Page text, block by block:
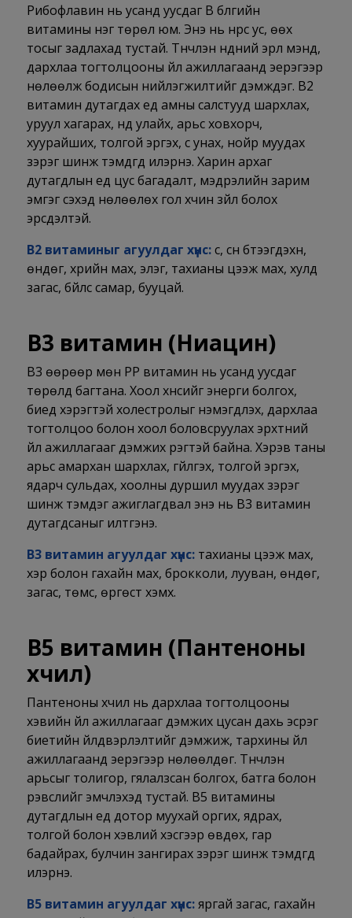
Рибофлавин нь усанд уусдаг В бүлгийн
витамины нэг төрөл юм. Энэ нь нүүрс ус, өөх
тосыг задлахад тустай. Түүнчлэн нүдний эрүүл мэнд,
дархлаа тогтолцооны үйл ажиллагаанд эерэгээр
нөлөөлж бодисын нийлэгжилтийг дэмждэг. В2
витамин дутагдах үед амны салстууд шархлах,
уруул хагарах, нүд улайх, арьс ховхорч,
хуурайших, толгой эргэх, үс унах, нойр муудах
зэрэг шинж тэмдгүүд илэрнэ. Харин архаг
дутагдлын үед цус багадалт, мэдрэлийн зарим
эмгэг үүсэхэд нөлөөлөх гол хүчин зүйл болох
эрсдэлтэй.
В2 витаминыг агуулдаг хүнс:сүү, сүүн бүтээгдэхүүн,
өндөг, үхрийн мах, элэг, тахианы цээж мах, хулд
загас, бүйлс самар, бууцай.
В3 витамин (Ниацин)
В3 өөрөөр мөн РР витамин нь усанд уусдаг
төрөлд багтана. Хоол хүнсийг энерги болгох,
биед хэрэгтэй холестролыг нэмэгдүүлэх, дархлаа
тогтолцоо болон хоол боловсруулах эрхтний
үйл ажиллагааг дэмжих үүрэгтэй байна. Хэрэв таны
арьс амархан шархлах, гүйлгэх, толгой эргэх,
ядарч сульдах, хоолны дуршил муудах зэрэг
шинж тэмдэг ажиглагдвал энэ нь В3 витамин
дутагдсаныг илтгэнэ.
В3 витамин агуулдаг хүнс: тахианы цээж мах,
үхэр болон гахайн мах, брокколи, лууван, өндөг,
загас, төмс, өргөст хэмх.
В5 витамин (Пантеноны
хүчил)
Пантеноны хүчил нь дархлаа тогтолцооны
хэвийн үйл ажиллагааг дэмжих цусан дахь эсрэг
биетийн үйлдвэрлэлтийг дэмжиж, тархины үйл
ажиллагаанд эерэгээр нөлөөлдөг. Түүнчлэн
арьсыг толигор, гялалзсан болгох, батга болон
үрэвслийг эмчлэхэд тустай. В5 витамины
дутагдлын үед дотор муухай оргих, ядрах,
толгой болон хэвлий хэсгээр өвдөх, гар
бадайрах, булчин зангирах зэрэг шинж тэмдгүүд
илэрнэ.
В5 витамин агуулдаг хүнс:яргай загас, гахайн